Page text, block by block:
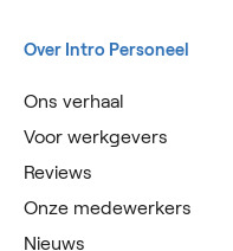
Over Intro Personeel
Ons verhaal
Voor werkgevers
Reviews
Onze medewerkers
Nieuws